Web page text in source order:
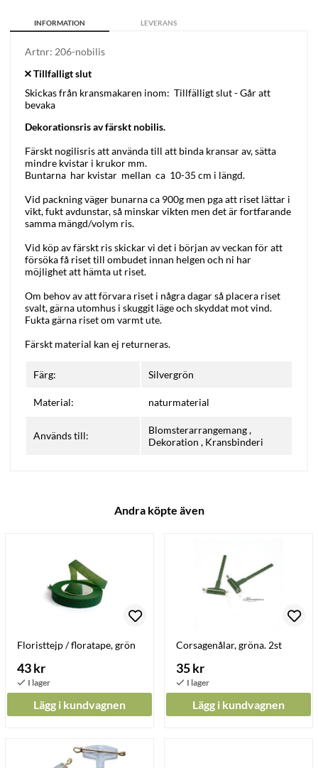
INFORMATION LEVERANS
Artnr: 206-nobilis
Skickas från kransmakaren inom: Tillfälligt slut - Går att
bevaka
Dekorationsris av färskt nobilis.
Färskt nogilisris att använda till att binda kransar av, sätta
mindre kvistar i krukor mm.
Buntarna har kvistar mellan ca 10-35 cm i längd.
Vid packning väger bunarna ca 900g men pga att riset lättar i
vikt, fukt avdunstar, så minskar vikten men det är fortfarande
samma mängd/volym ris.
Vid köp av färskt ris skickar vi det i början av veckan för att
försöka få riset till ombudet innan helgen och ni har
möjlighet att hämta ut riset.
Om behov av att förvara riset i några dagar så placera riset
svalt, gärna utomhus i skuggit läge och skyddat mot vind.
Fukta gärna riset om varmt ute.
Färskt material kan ej returneras.
Färg: Silvergrön
Material: naturmaterial
Används till: Blomsterarrangemang,
Dekoration , Kransbinderi
Andra köpte även
Floristtejp / floratape, grön
43 kr
Lägg i kundvagnen
Corsagenålar, gröna. 2st
35 kr
Lägg i kundvagnen